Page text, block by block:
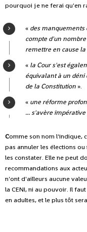
pourquoi je ne ferai qu'en
« des manquements
compte d'un
remettre en cause
« la Cour s'est
équivalant à un déni
de la Constitution ».
« une réforme
... s'avère
Comme son nom l'indique,
pas annuler les élections
les constater. Elle ne peut
recommandations aux
n'ont d'ailleurs aucune
la CENI, ni au pouvoir. Il
en adultes, et le plus tôt